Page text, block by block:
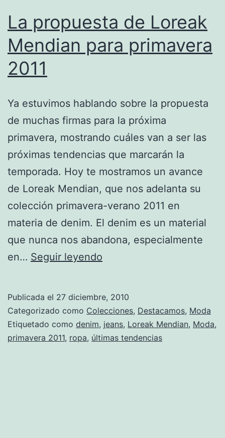
La propuesta de Loreak
Mendian para primavera
2011
Ya estuvimos hablando sobre la propuesta
de muchas firmas para la próxima
primavera, mostrando cuáles van a ser las
próximas tendencias que marcarán la
temporada. Hoy te mostramos un avance
de Loreak Mendian, que nos adelanta su
colección primavera-verano 2011 en
materia de denim. El denim es un material
que nunca nos abandona, especialmente
en… Seguir leyendo
Loreak
Mendian
para
Publicada el 27 diciembre, 2010
Categorizado como Colecciones, Destacamos, Moda
Etiquetado como denim, jeans, Loreak Mendian, Moda,
primavera 2011, ropa, últimas tendencias